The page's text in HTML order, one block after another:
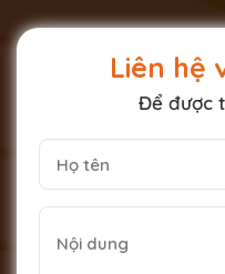
Liên hệ
Để được